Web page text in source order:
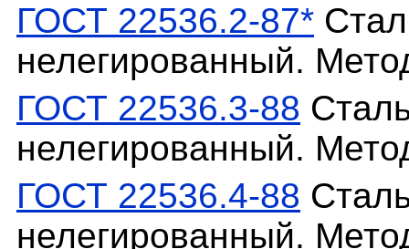
ГОСТ 22536.2-87*
нелегированный.
ГОСТ 22536.3-88
нелегированный.
ГОСТ 22536.4-88
нелегированный.